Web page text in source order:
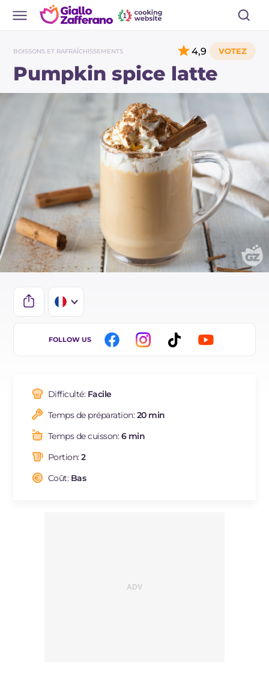
BOISSONS ET RAFRAÎCHISSEMENTS
Pumpkin spice latte
4,9
IT
ES
BR
NL
FOLLOW US
Difficulté: Facile
Temps de préparation:20 min
Temps de cuisson:6 min
Portion:2
Coût: Bas